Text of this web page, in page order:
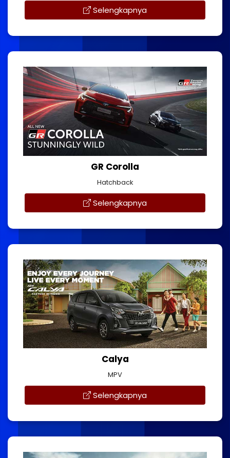
Selengkapnya
GR Corolla
Hatchback
Selengkapnya
Calya
MPV
Selengkapnya